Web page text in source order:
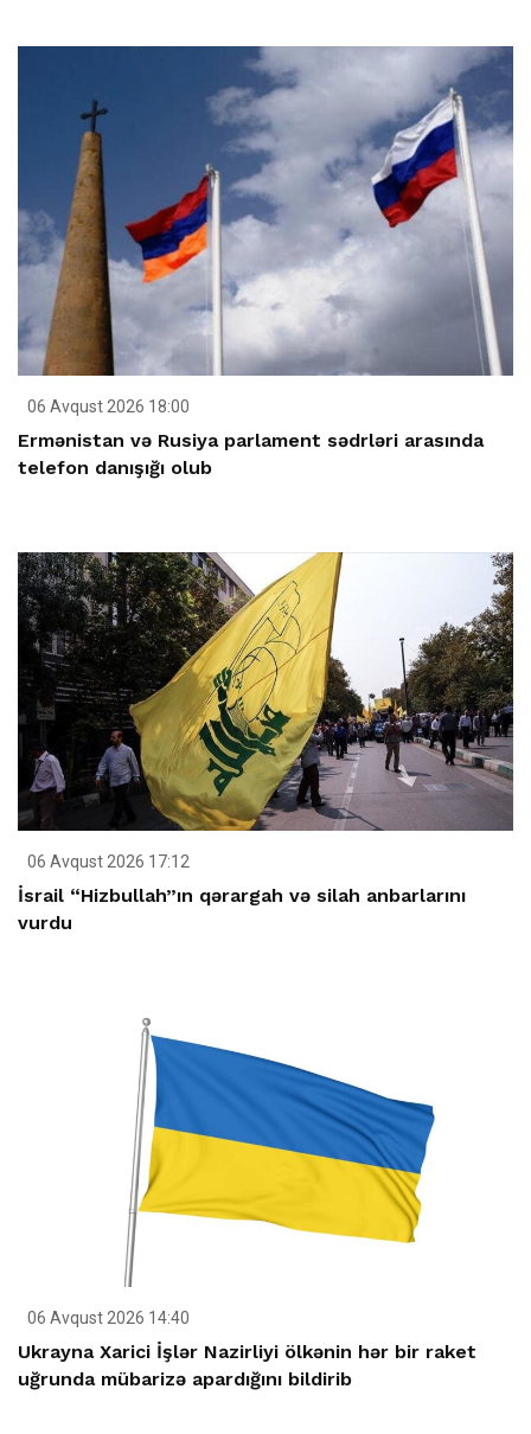
06 Avqust 2026 18:00
Ermənistan və Rusiya parlament sədrləri arasında
telefon danışığı olub
06 Avqust 2026 17:12
İsrail “Hizbullah”ın qərargah və silah anbarlarını
vurdu
06 Avqust 2026 14:40
Ukrayna Xarici İşlər Nazirliyi ölkənin hər bir raket
uğrunda mübarizə apardığını bildirib